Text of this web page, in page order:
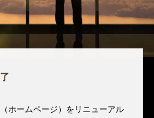
ホームページ）をリニューアル